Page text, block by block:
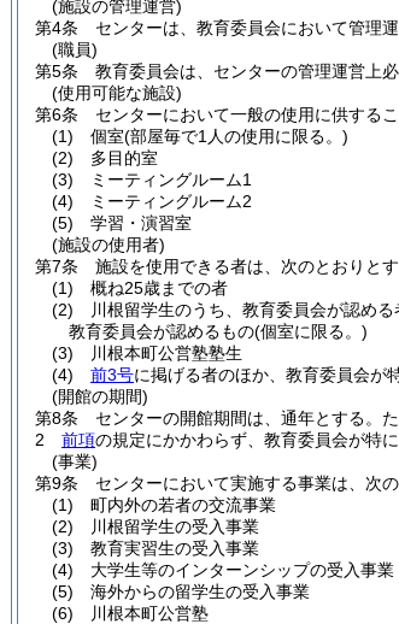
(施設の管理運営)
第4条
センターは、教育委員会において管理運
(職員)
第5条
教育委員会は、センターの管理運営上
(使用可能な施設)
第6条
センターにおいて一般の使用に供する
(1)
個室(部屋毎で1人の使用に限る。)
(2)
多目的室
(3)
ミーティングルーム1
(4)
ミーティングルーム2
(5)
学習・演習室
(施設の使用者)
第7条
施設を使用できる者は、次のとおりとす
(1)
概ね25歳までの者
(2)
川根留学生のうち、教育委員会が認め
教育委員会が認めるもの(個室に限る。)
(3)
川根本町公営塾塾生
(4)
前3号に掲げる者のほか、教育委員会が
(開館の期間)
第8条
センターの開館期間は、通年とする。
2
前項の規定にかかわらず、教育委員会が特
(事業)
第9条
センターにおいて実施する事業は、次の
(1)
町内外の若者の交流事業
(2)
川根留学生の受入事業
(3)
教育実習生の受入事業
(4)
大学生等のインターンシップの受入事業
(5)
海外からの留学生の受入事業
(6)
川根本町公営塾